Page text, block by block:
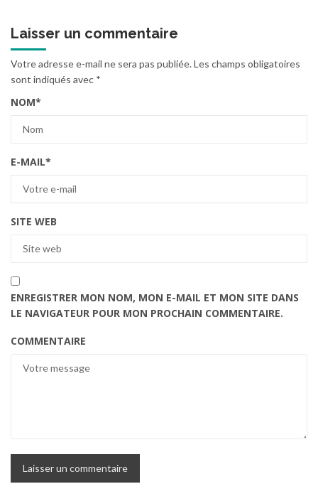
Laisser un commentaire
Votre adresse e-mail ne sera pas publiée.Les champs obligatoires
sont indiqués avec *
NOM*
E-MAIL*
SITE WEB
ENREGISTRER MON NOM, MON E-MAIL ET MON SITE DANS
LE NAVIGATEUR POUR MON PROCHAIN COMMENTAIRE.
COMMENTAIRE